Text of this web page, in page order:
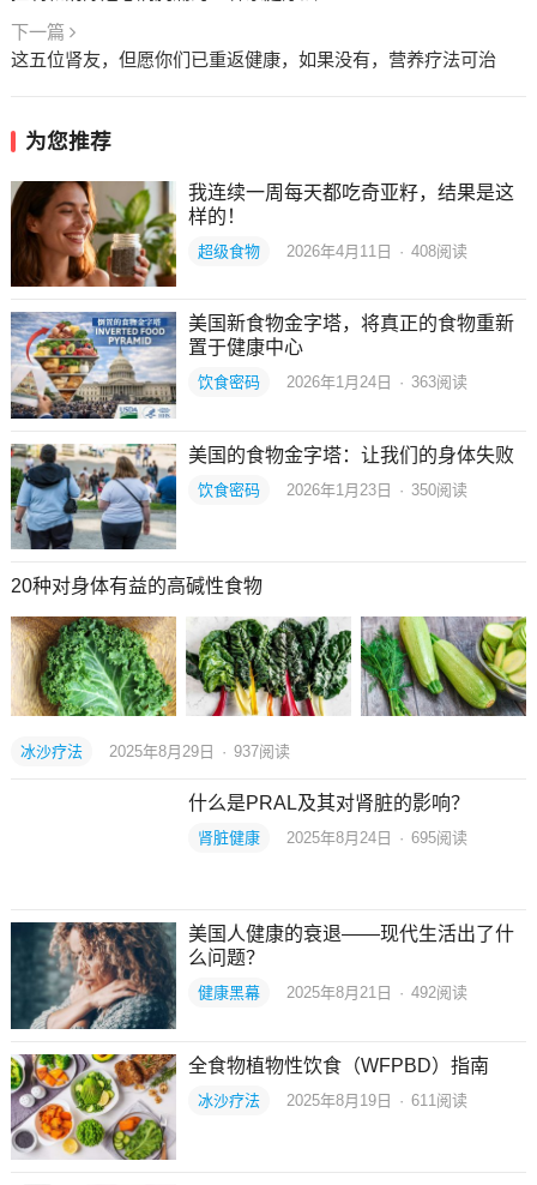
下一篇
这五位肾友，但愿你们已重返健康，如果没有，营养疗法可治
为您推荐
我连续一周每天都吃奇亚籽，结果是这
样的！
超级食物 2026年4月11日 · 408阅读
美国新食物金字塔，将真正的食物重新
置于健康中心
饮食密码 2026年1月24日 · 363阅读
美国的食物金字塔：让我们的身体失败
饮食密码 2026年1月23日 · 350阅读
20种对身体有益的高碱性食物
冰沙疗法 2025年8月29日 · 937阅读
什么是PRAL及其对肾脏的影响？
肾脏健康 2025年8月24日 · 695阅读
美国人健康的衰退——现代生活出了什
么问题？
健康黑幕 2025年8月21日 · 492阅读
全食物植物性饮食（WFPBD）指南
冰沙疗法 2025年8月19日 · 611 阅读